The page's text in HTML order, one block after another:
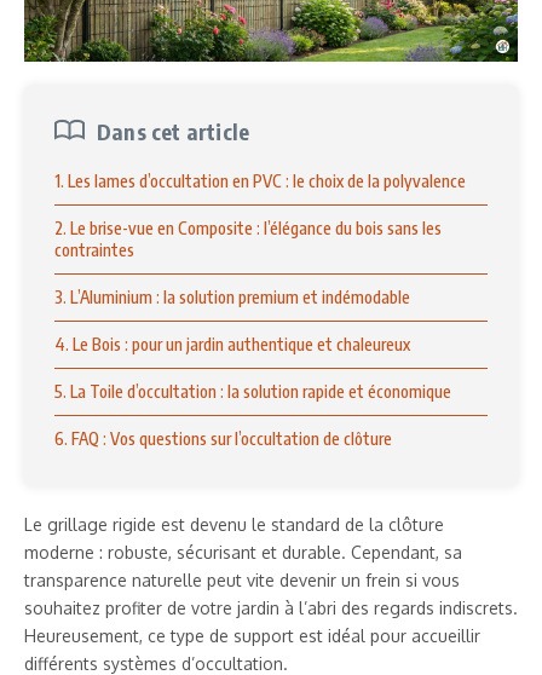
Dans cet article
1. Les lames d’occultation en PVC : le choix de la polyvalence
2. Le brise-vue en Composite : l’élégance du bois sans les
contraintes
3. L’Aluminium : la solution premium et indémodable
4. Le Bois : pour un jardin authentique et chaleureux
5. La Toile d’occultation : la solution rapide et économique
6. FAQ : Vos questions sur l’occultation de clôture
Le grillage rigide est devenu le standard de la clôture
moderne : robuste, sécurisant et durable. Cependant, sa
transparence naturelle peut vite devenir un frein si vous
souhaitez profiter de votre jardin à l’abri des regards indiscrets.
Heureusement, ce type de support est idéal pour accueillir
différents systèmes d’occultation.